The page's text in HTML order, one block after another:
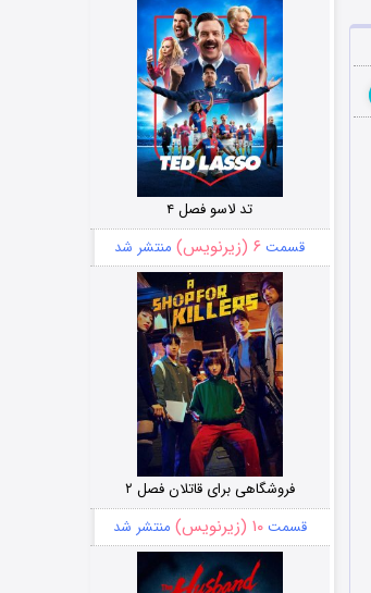
تد لاسو فصل ۴
قسمت ۶ (زیرنویس) منتشر شد
فروشگاهی برای قاتلان فصل ۲
قسمت۱۰ (زیرنویس) منتشر شد